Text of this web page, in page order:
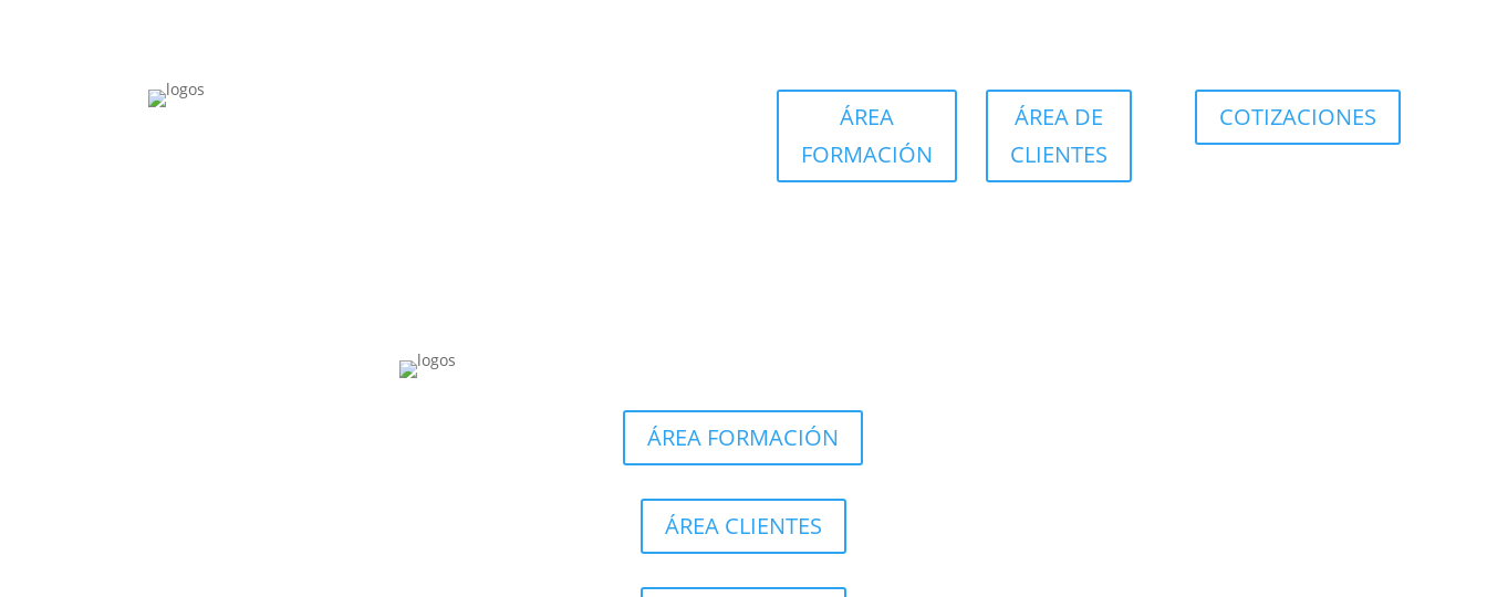
ÁREA
FORMACIÓN
ÁREA DE
CLIENTES
COTIZACIONES
ÁREA FORMACIÓN
ÁREA CLIENTES